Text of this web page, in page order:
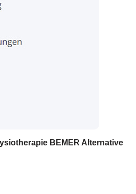
BEMER Alternative